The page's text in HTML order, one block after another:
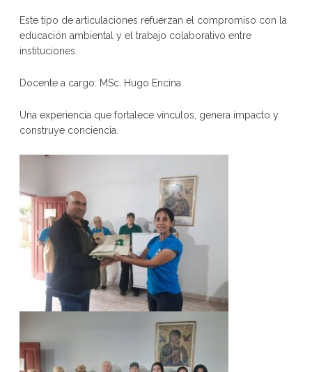
Este tipo de articulaciones refuerzan el compromiso con la
educación ambiental y el trabajo colaborativo entre
instituciones.
Docente a cargo: MSc. Hugo Encina
Una experiencia que fortalece vínculos, genera impacto y
construye conciencia.